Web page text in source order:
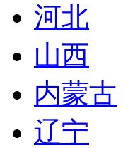
河北
山西
内蒙古
辽宁